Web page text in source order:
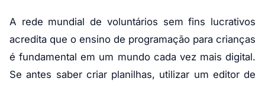
A rede mundial de voluntários sem fins lucrativos
acredita que o ensino de programação para crianças
é fundamental em um mundo cada vez mais digital.
Se antes saber criar planilhas, utilizar um editor de